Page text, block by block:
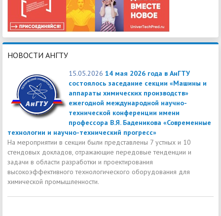
НОВОСТИ АНГТУ
15.05.2026 14 мая 2026 года в АнГТУ
состоялось заседание секции «Машины и
аппараты химических производств»
ежегодной международной научно-
технической конференции имени
профессора В.Я. Баденикова «Современные
технологии и научно-технический прогресс»
На мероприятии в секции были представлены 7 устных и 10
стендовых докладов, отражающие передовые тенденции и
задачи в области разработки и проектирования
высокоэффективного технологического оборудования для
химической промышленности.